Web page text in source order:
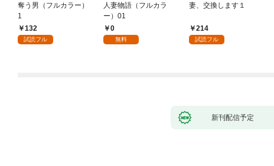
奪う男（フルカラー）
1
132
試読フル
人妻物語（フルカラ
ー）01
0
無料
妻、交換します１
214
試読フル
新刊配信予定